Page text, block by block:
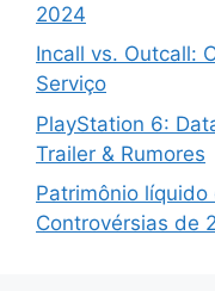
2024
Incall vs. Outcall:
Serviço
PlayStation 6:
Trailer & Rumores
Patrimônio
Controvérsias de